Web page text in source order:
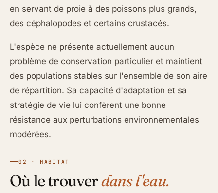
en servant de proie à des poissons plus grands,
des céphalopodes et certains crustacés.
L'espèce ne présente actuellement aucun
problème de conservation particulier et maintient
des populations stables sur l'ensemble de son aire
de répartition. Sa capacité d'adaptation et sa
stratégie de vie lui confèrent une bonne
résistance aux perturbations environnementales
modérées.
02 · HABITAT
Où le trouverdans l'eau.